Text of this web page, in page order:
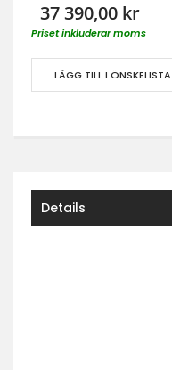
37 390,00 kr
Priset inkluderar moms
LÄGG TILL I ÖNSKELISTA
Details